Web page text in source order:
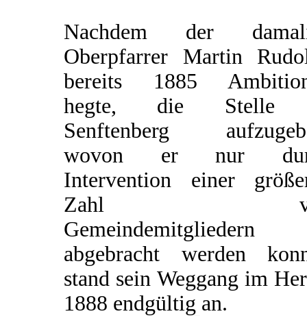
Nachdem der
Oberpfarrer Martin
bereits 1885
hegte, die Stelle
Senftenberg
wovon er nur
Intervention einer
Zahl
Gemeindemitgliedern
abgebracht werden
stand sein Weggang im
1888 endgültig an.